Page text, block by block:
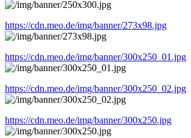
https://cdn.meo.de/img/banner/273x98.jpg
https://cdn.meo.de/img/banner/300x250_01.jpg
https://cdn.meo.de/img/banner/300x250_02.jpg
https://cdn.meo.de/img/banner/300x250.jpg